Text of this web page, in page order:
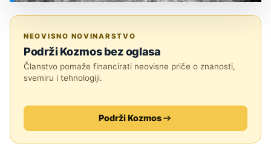
NEOVISNO NOVINARSTVO
Podrži Kozmos bez oglasa
Članstvo pomaže financirati neovisne priče o znanosti,
svemiru i tehnologiji.
Podrži Kozmos